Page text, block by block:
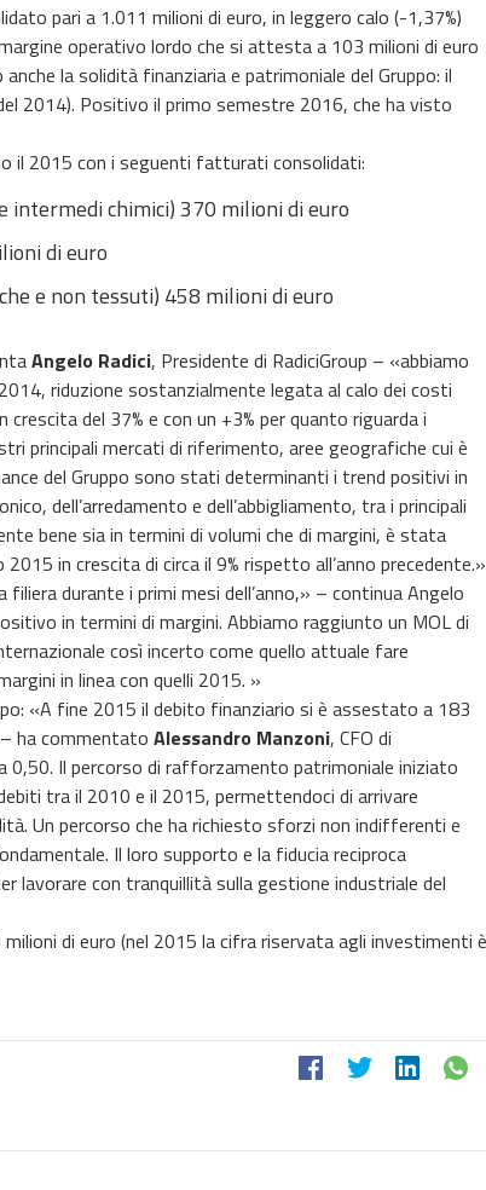
pari a 1.011 milioni di euro, in leggero calo (-1,37%)
operativo lordo che si attesta a 103 milioni di euro
la solidità finanziaria e patrimoniale del Gruppo: il
2014). Positivo il primo semestre 2016, che ha visto
il 2015 con i seguenti fatturati consolidati:
intermedi chimici) 370 milioni di euro
di euro
e non tessuti) 458 milioni di euro
Angelo Radici, Presidente di RadiciGroup – «abbiamo
riduzione sostanzialmente legata al calo dei costi
del 37% e con un +3% per quanto riguarda i
principali mercati di riferimento, aree geografiche cui è
del Gruppo sono stati determinanti i trend positivi in
dell’arredamento e dell’abbigliamento, tra i principali
bene sia in termini di volumi che di margini, è stata
in crescita di circa il 9% rispetto all’anno precedente.»
durante i primi mesi dell’anno,» – continua Angelo
in termini di margini. Abbiamo raggiunto un MOL di
così incerto come quello attuale fare
in linea con quelli 2015. »
«A fine 2015 il debito finanziario si è assestato a 183
ha commentato Alessandro Manzoni, CFO di
0,50. Il percorso di rafforzamento patrimoniale iniziato
tra il 2010 e il 2015, permettendoci di arrivare
Un percorso che ha richiesto sforzi non indifferenti e
Il loro supporto e la fiducia reciproca
lavorare con tranquillità sulla gestione industriale del
di euro (nel 2015 la cifra riservata agli investimenti è